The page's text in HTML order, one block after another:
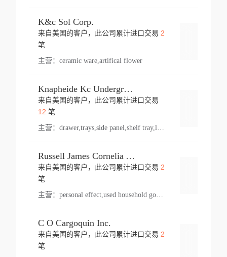
K&c Sol Corp.
来自美国的客户，此公司累计进口交易 2
笔
主营： ceramic ware,artifical flower
Knapheide Kc Underground
来自美国的客户，此公司累计进口交易
12 笔
主营：
Russell James Cornelia Arlington Va
来自美国的客户，此公司累计进口交易 2
笔
主营： personal effect,used household goods
C O Cargoquin Inc.
来自美国的客户，此公司累计进口交易 2
笔